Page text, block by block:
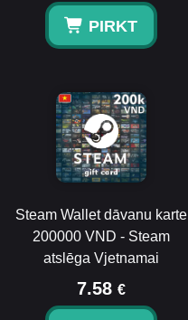
PIRKT
Steam Wallet dāvanu karte
200000 VND - Steam
atslēga Vjetnamai
7.58 €